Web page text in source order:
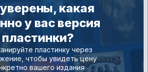
какая
у вас версия
пластинки?
пластинку через
чтобы увидеть цену
вашего издания